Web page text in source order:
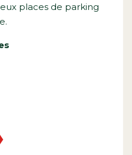
places de parking